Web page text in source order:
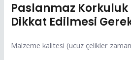
Paslanmaz Korkuluk
Dikkat Edilmesi
Malzeme kalitesi (ucuz çelikler